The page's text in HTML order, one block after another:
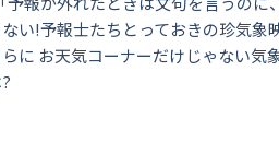
い!予報士たちとっておきの珍気
に お天気コーナーだけじゃない